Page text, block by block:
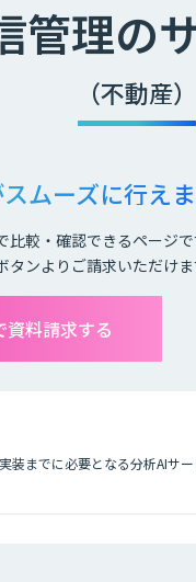
管理の
（不動産）
スムーズに行え
較・確認できるページ
ンよりご請求いただけま
資料請求する
装までに必要となる分析AIサ
ルの遵守と信頼性あるリスク判